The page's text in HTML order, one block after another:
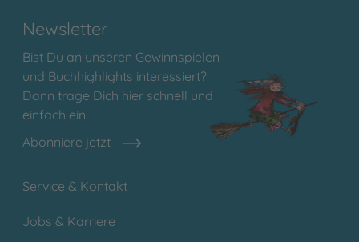
Newsletter
Bist Du an unseren Gewinnspielen
und Buchhighlights interessiert?
Dann trage Dich hier schnell und
einfach ein!
Abonniere jetzt
Service & Kontakt
Jobs & Karriere